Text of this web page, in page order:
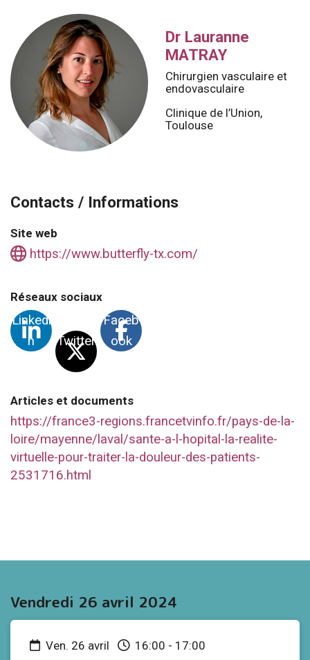
Dr Lauranne
MATRAY
Chirurgien vasculaire et
endovasculaire
Clinique de l’Union,
Toulouse
Contacts / Informations
Site web
https://www.butterfly-tx.com/
Réseaux sociaux
Linkedi
n
Twitter
Faceb
ook
Articles et documents
https://france3-regions.francetvinfo.fr/pays-de-la-
loire/mayenne/laval/sante-a-l-hopital-la-realite-
virtuelle-pour-traiter-la-douleur-des-patients-
2531716.html
Vendredi 26 avril 2024
ven. 26 avril 16:00 - 17:00